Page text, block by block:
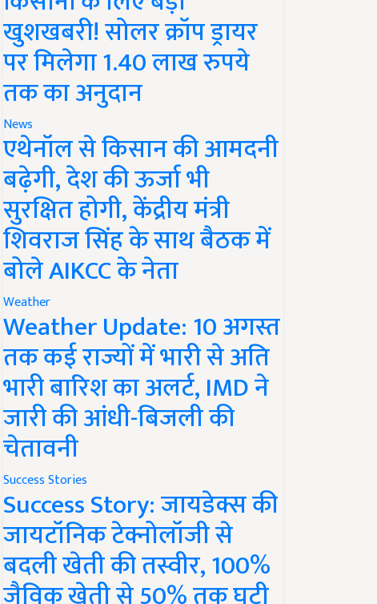
खुशखबरी! सोलर क्रॉप ड्रायर
पर मिलेगा 1.40 लाख रुपये
तक का अनुदान
News
एथेनॉल से किसान की आमदनी
बढ़ेगी, देश की ऊर्जा भी
सुरक्षित होगी, केंद्रीय मंत्री
शिवराज सिंह के साथ बैठक में
बोले AIKCC के नेता
Weather
Weather Update: 10 अगस्त
तक कई राज्यों में भारी से अति
भारी बारिश का अलर्ट, IMD ने
जारी की आंधी-बिजली की
चेतावनी
Success Stories
Success Story: जायडेक्स की
जायटॉनिक टेक्नोलॉजी से
बदली खेती की तस्वीर, 100%